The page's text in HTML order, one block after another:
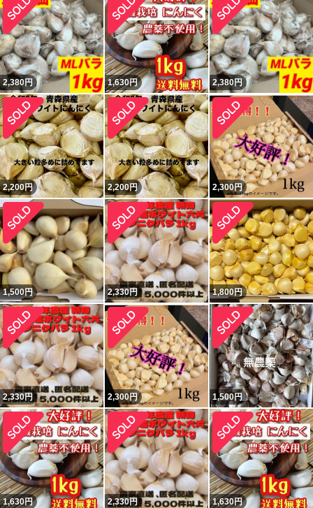
2,380円 1,630円 2,380円
2,200円 2,200円 2,300円
1,500円 2,330円 1,800円
2,330円 2,300円 1,500円
1,630円 2,330円 1,630円